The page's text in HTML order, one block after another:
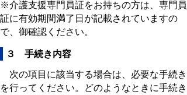
※介護支援専門員証をお持ちの方は、専門員
証に有効期間満了日が記載されていますの
で、御確認ください。
３ 手続き内容
次の項目に該当する場合は、必要な手続き
を行ってください。どのようなときに手続き